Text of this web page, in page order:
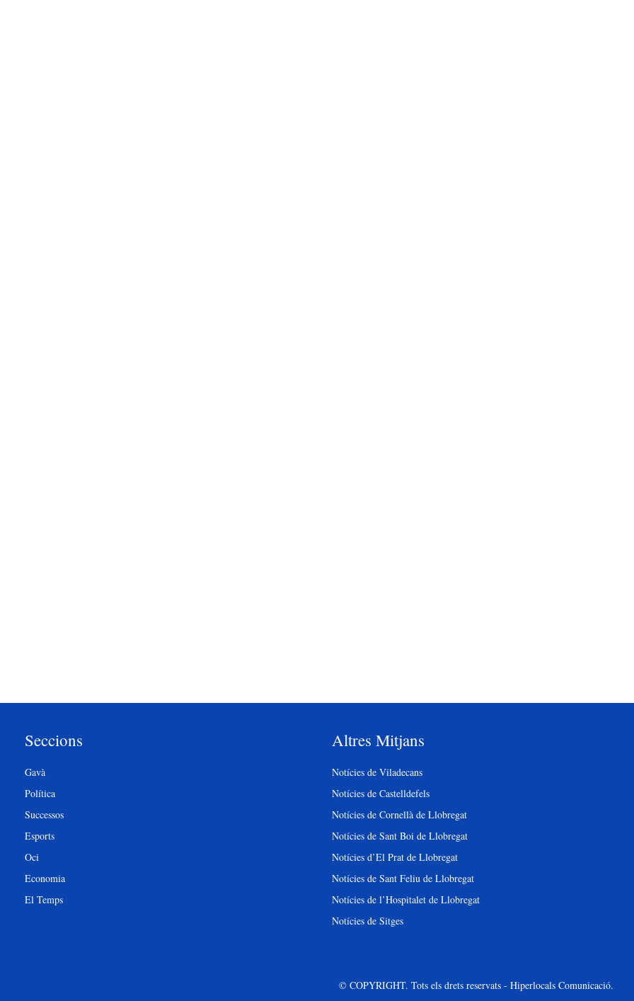
Seccions
Gavà
Política
Successos
Esports
Oci
Economia
El Temps
Altres Mitjans
Notícies de Viladecans
Notícies de Castelldefels
Notícies de Cornellà de Llobregat
Notícies de Sant Boi de Llobregat
Notícies d’El Prat de Llobregat
Notícies de Sant Feliu de Llobregat
Notícies de l’Hospitalet de Llobregat
Notícies de Sitges
© COPYRIGHT. Tots els drets reservats - Hiperlocals Comunicació.